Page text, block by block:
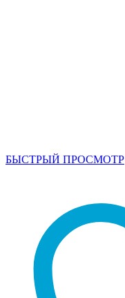
БЫСТРЫЙ ПРОСМОТР